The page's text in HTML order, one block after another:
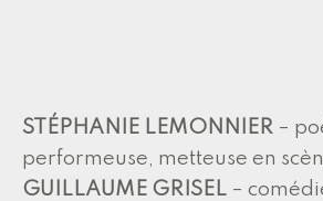
STÉPHANIE LEMONNIER –
performeuse, metteuse en
GUILLAUME GRISEL –